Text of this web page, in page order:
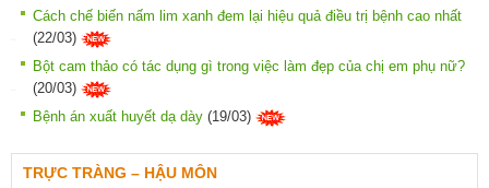
Cách chế biến nấm lim xanh đem lại hiệu quả điều trị bệnh cao nhất
(22/03)
Bột cam thảo có tác dụng gì trong việc làm đẹp của chị em phụ nữ?
(20/03)
Bệnh án xuất huyết dạ dày (19/03)
TRỰC TRÀNG – HẬU MÔN